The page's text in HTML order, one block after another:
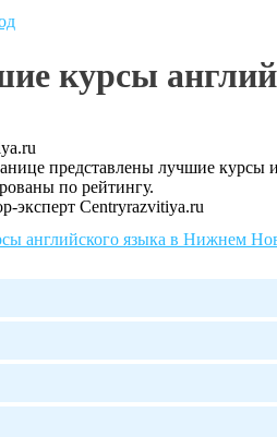
курсы
представлены лучшие курсы
по рейтингу.
эксперт Centryrazvitiya.ru
английского языка в Нижнем